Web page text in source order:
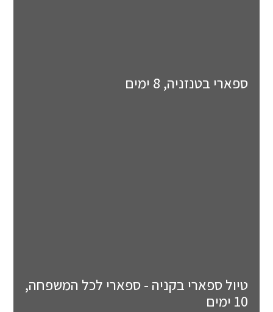
ספארי בטנזניה, 8 ימים
טיול ספארי בקניה - ספארי לכל המשפחה,
10 ימים